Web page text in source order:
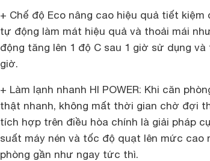
+ Chế độ Eco nâng cao hiệu quả tiết kiệm
tự động làm mát hiệu quả và thoải mái
động tăng lên 1 độ C sau 1 giờ sử dụng
giờ.
+ Làm lạnh nhanh HI POWER: Khi căn
thật nhanh, không mất thời gian chờ đợi
tích hợp trên điều hòa chính là giải pháp
suất máy nén và tốc độ quạt lên mức cao
phòng gần như ngay tức thì.